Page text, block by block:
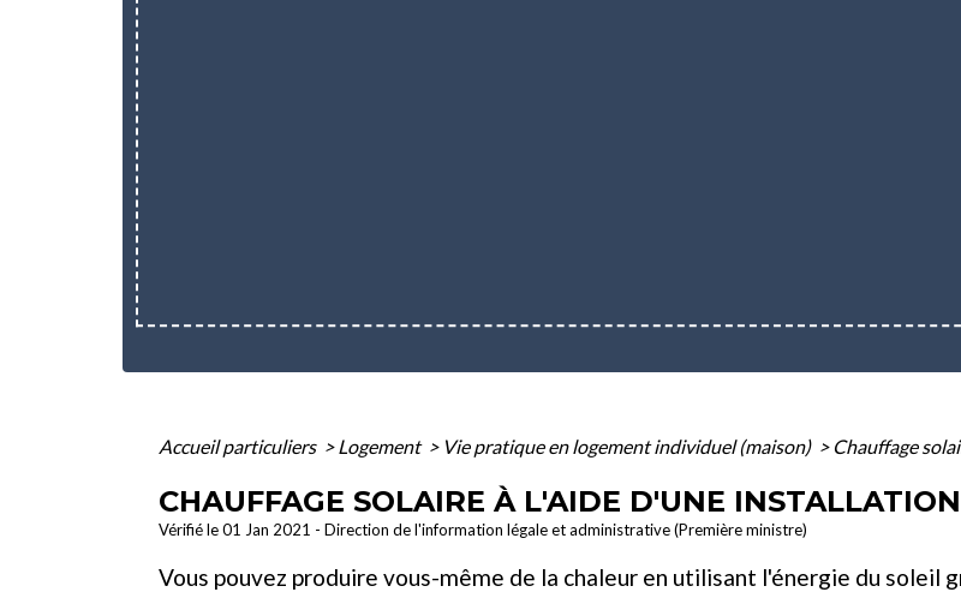
Accueil particuliers > Logement > Vie pratique en logement individuel (maison) > Chauffage
CHAUFFAGE SOLAIRE À L'AIDE D'UNE
Vérifié le 01 Jan 2021 - Direction de l'information légale et administrative (Première ministre)
Vous pouvez produire vous-même de la chaleur en utilisant l'énergie du soleil